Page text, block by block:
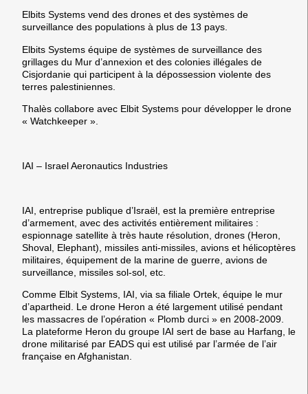
Elbits Systems vend des drones et des systèmes de
surveillance des populations à plus de 13 pays.
Elbits Systems équipe de systèmes de surveillance des
grillages du Mur d’annexion et des colonies illégales de
Cisjordanie qui participent à la dépossession violente des
terres palestiniennes.
Thalès collabore avec Elbit Systems pour développer le drone
« Watchkeeper ».
IAI – Israel Aeronautics Industries
IAI , entreprise publique d’Israël, est la première entreprise
d’armement, avec des activités entièrement militaires :
espionnage satellite à très haute résolution, drones (Heron,
Shoval, Elephant), missiles anti-missiles, avions et hélicoptères
militaires, équipement de la marine de guerre, avions de
surveillance, missiles sol-sol, etc.
Comme Elbit Systems, IAI, via sa filiale Ortek, équipe le mur
d’apartheid. Le drone Heron a été largement utilisé pendant
les massacres de l’opération « Plomb durci » en 2008-2009.
La plateforme Heron du groupe IAI sert de base au Harfang, le
drone militarisé par EADS qui est utilisé par l’armée de l’air
française en Afghanistan.